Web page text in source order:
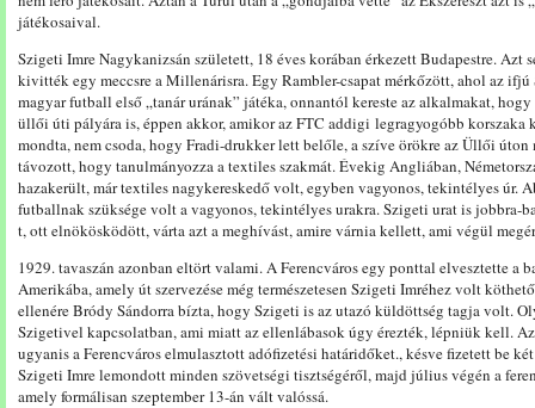
játékosaival.
Szigeti Imre Nagykanizsán született, 18 éves korában érkezett Budapestre. Azt
kivitték egy meccsre a Millenárisra. Egy Rambler-csapat mérkőzött, ahol az
magyar futball első „tanár urának” játéka, onnantól kereste az alkalmakat,
üllői úti pályára is, éppen akkor, amikor az FTC addigi legragyogóbb
mondta, nem csoda, hogy Fradi-drukker lett belőle, a szíve örökre az Üllői
távozott, hogy tanulmányozzaatextiles szakmát. Évekig Angliában,
hazakerült, már textilesnagykereskedő volt, egyben vagyonos, tekintélyes úr.
futballnak szüksége volt a vagyonos, tekintélyes urakra. Szigeti urat is jobbra-
t, ott elnökösködött, várta azt a meghívást, amire várnia kellett, ami végül
1929. tavaszán azonban eltört valami. A Ferencváros egy ponttal elvesztette a
Amerikába, amely út szervezése még természetesen Szigeti Imréhez volt
ellenére Bródy Sándorra bízta, hogy Szigeti is az utazó küldöttség tagja volt.
Szigetivel kapcsolatban, ami miatt az ellenlábasok úgy érezték, lépniük kell.
ugyanis a Ferencváros elmulasztott adófizetési határidőket., késve fizetett be
Szigeti Imre lemondott minden szövetségi tisztségéről, majd július végén a
amely formálisan szeptember 13-án vált valóssá.